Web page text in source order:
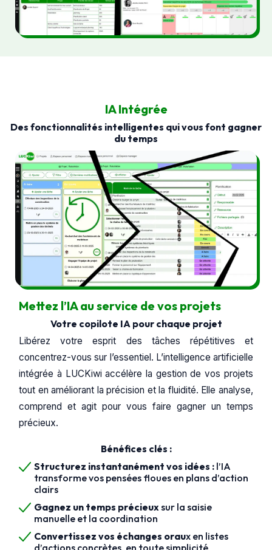
IA Intégrée
Des fonctionnalités intelligentes qui vous font gagner
du temps
Mettez l’IA au service de vos projets
Votre copilote IA pour chaque projet
Libérez votre esprit des tâches répétitives et
concentrez-vous sur l’essentiel. L’intelligence artificielle
intégrée à LUCKiwi accélère la gestion de vos projets
tout en améliorant la précision et la fluidité. Elle analyse,
comprend et agit pour vous faire gagner un temps
précieux.
Bénéfices clés :
Structurez instantanément vos idées : l’IA
transforme vos pensées floues en plans d’action
clairs
Gagnez un temps précieuxsur la saisie
manuelle et la coordination
Convertissez vos échanges oraux en listes
d’actions concrètes, en toute simplicité